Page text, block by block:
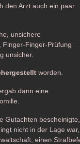
den Arzt auch ein paar
unsichere
Finger-Finger-Prüfung
unsicher.
worden.
dann eine
Gutachten
nicht in der Lage
einen